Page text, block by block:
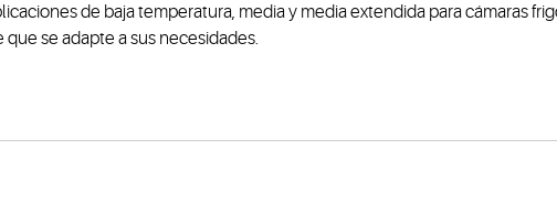
de baja temperatura, media y media extendida para cámaras
se adapte a sus necesidades.